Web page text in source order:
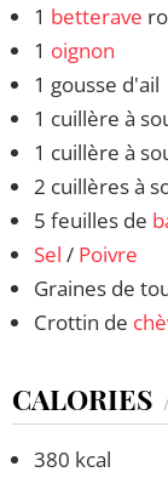
1 betterave
1 oignon
1 gousse d'ail
1 cuillère à
1 cuillère à
2 cuillères à
5 feuilles de
Sel / Poivre
Graines de
Crottin de
CALORIES
380 kcal